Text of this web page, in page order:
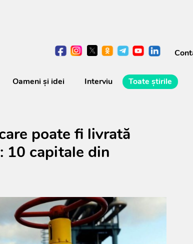
Oameni şi idei Interviu Toate știrile
poate fi livrată
10 capitale din